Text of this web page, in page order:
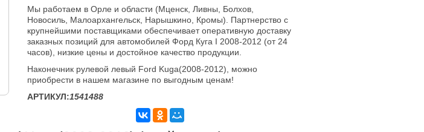
Мы работаем в Орле и области (Мценск, Ливны, Болхов,
Новосиль, Малоархангельск, Нарышкино, Кромы). Партнерство с
крупнейшими поставщиками обеспечивает оперативную доставку
заказных позиций для автомобилей Форд Куга I 2008-2012 (от 24
часов), низкие цены и достойное качество продукции.
Наконечник рулевой левый Ford Kuga(2008-2012), можно
приобрести в нашем магазине по выгодным ценам!
АРТИКУЛ:1541488